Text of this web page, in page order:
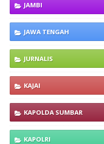
JAMBI
JAWA TENGAH
JURNALIS
KAJAI
KAPOLDA SUMBAR
KAPOLRI